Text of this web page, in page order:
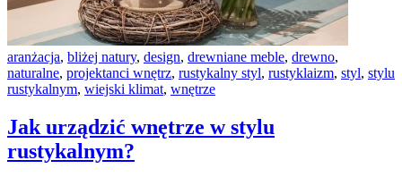
aranżacja, bliżej natury, design, drewniane meble, drewno,
naturalne, projektanci wnętrz, rustykalny styl, rustyklaizm, styl, stylu
rustykalnym, wiejski klimat, wnętrze
Jak urządzić wnętrze w stylu
rustykalnym?